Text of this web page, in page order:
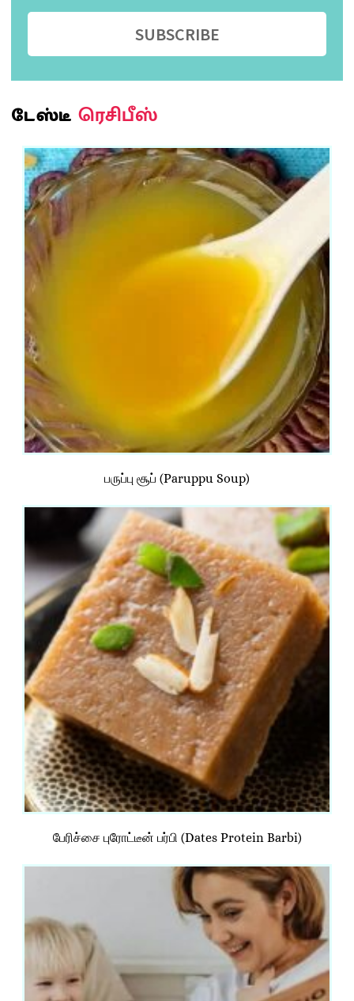
SUBSCRIBE
டேஸ்டீ ரெசிபீஸ்
பருப்பு சூப் (Paruppu Soup)
பேரிச்சை புரோட்டீன் பர்பி (Dates Protein Barbi)